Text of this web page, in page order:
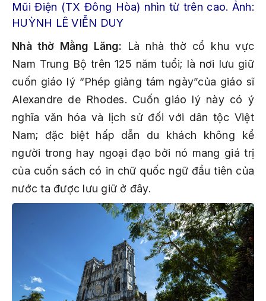
Mũi Điện (TX Đông Hòa) nhìn từ trên cao. Ảnh:
HUỲNH LÊ VIỄN DUY
Nhà thờ Mằng Lăng: Là nhà thờ cổ khu vực
Nam Trung Bộ trên 125 năm tuổi; là nơi lưu giữ
cuốn giáo lý “Phép giảng tám ngày”của giáo sĩ
Alexandre de Rhodes. Cuốn giáo lý này có ý
nghĩa văn hóa và lịch sử đối với dân tộc Việt
Nam; đặc biệt hấp dẫn du khách không kể
người trong hay ngoại đạo bởi nó mang giá trị
của cuốn sách có in chữ quốc ngữ đầu tiên của
nước ta được lưu giữ ở đây.